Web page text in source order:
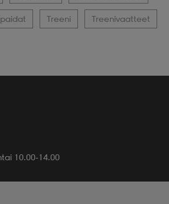
Treeni Treenivaatteet
10.00-14.00